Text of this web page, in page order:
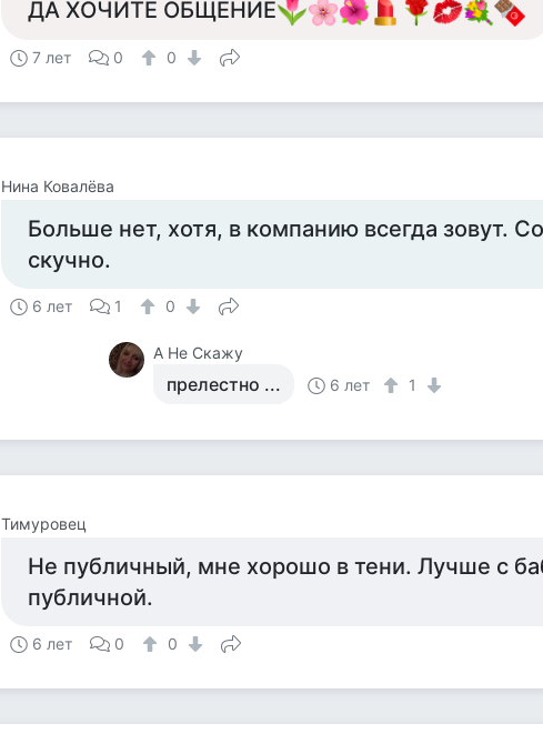
ДА ХОЧИТЕ ОБЩЕНИЕ
7 лет 0 0
Нина Ковалёва
Больше нет, хотя, в компанию всегда зовут.
скучно.
6 лет 1 0
А Не Скажу
прелестно ... 6 лет 1
Тимуровец
Не публичный, мне хорошо в тени. Лучше с
публичной.
6 лет 0 0